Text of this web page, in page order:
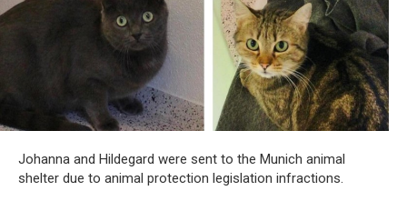
Johanna and Hildegard were sent to the Munich animal
shelter due to animal protection legislation infractions.